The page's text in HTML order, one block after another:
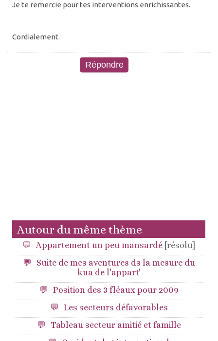
Je te remercie pour tes interventions enrichissantes.
Cordialement.
Autour du même thème
Appartement un peu mansardé [résolu]
Suite de mes aventures ds la mesure du
kua de l'appart'
Position des 3 fléaux pour 2009
Les secteurs défavorables
Tableau secteur amitié et famille